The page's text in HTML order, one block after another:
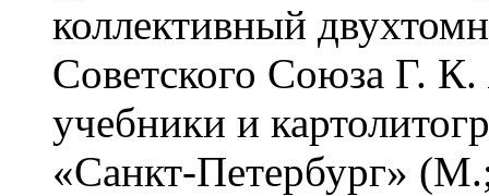
коллективный
Советского Союза Г.
учебники и
«Санкт-Петербург»